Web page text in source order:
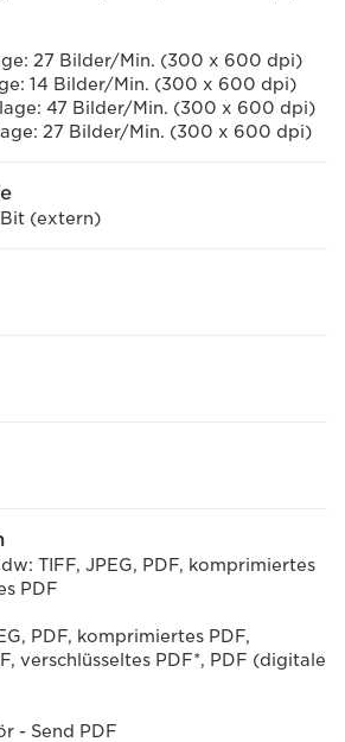
27 Bilder/Min. (300 x 600 dpi)
14 Bilder/Min. (300 x 600 dpi)
47 Bilder/Min. (300 x 600 dpi)
27 Bilder/Min. (300 x 600 dpi)
(extern)
TIFF, JPEG, PDF, komprimiertes
PDF
PDF, komprimiertes PDF,
verschlüsseltes PDF*, PDF (digitale
- Send PDF